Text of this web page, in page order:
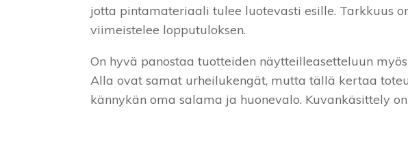
jotta pintamateriaali tulee luotevasti esille. Tarkkuus
viimeistelee lopputuloksen.
On hyvä panostaa tuotteiden näytteilleasetteluun
Alla ovat samat urheilukengät, mutta tällä kertaa
kännykän oma salama ja huonevalo. Kuvankäsittely